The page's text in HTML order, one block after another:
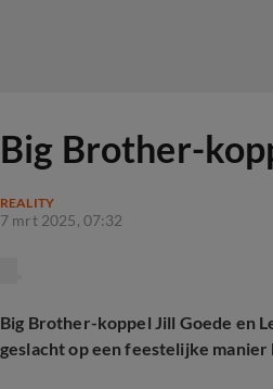
Big Brother-
REALITY
7 mrt 2025, 07:32
Big Brother-koppel Jill Goede en
geslacht op een feestelijke